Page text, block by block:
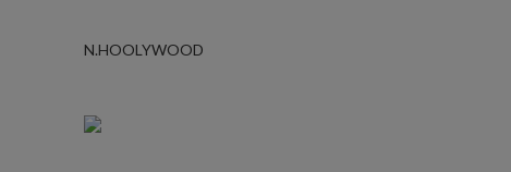
N.HOOLYWOOD